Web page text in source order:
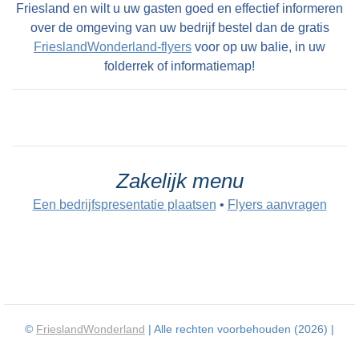
Friesland en wilt u uw gasten goed en effectief informeren
over de omgeving van uw bedrijf bestel dan de gratis
FrieslandWonderland-flyers voor op uw balie, in uw
folderrek of informatiemap!
Zakelijk menu
Een bedrijfspresentatie plaatsen • Flyers aanvragen
© FrieslandWonderland | Alle rechten voorbehouden (2026) |